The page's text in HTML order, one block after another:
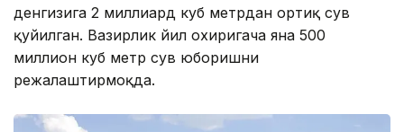
денгизига 2 миллиард куб метрдан ортиқ сув
қуйилган. Вазирлик йил охиригача яна 500
миллион куб метр сув юборишни
режалаштирмоқда.